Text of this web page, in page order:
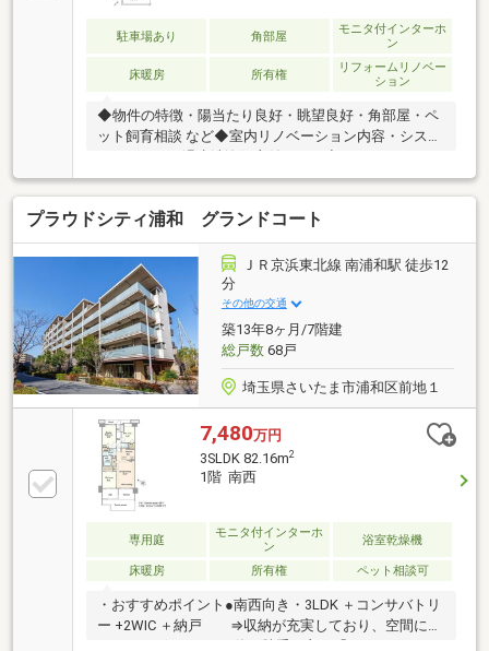
駐車場あり 角部屋
モニタ付インターホ
ン
床暖房 所有権
リフォームリノベー
ション
◆物件の特徴・陽当たり良好・眺望良好・角部屋・ペ
ット飼育相談 など◆室内リノベーション内容・システ
の販売実績 ・R1(適合リノベーション)住宅発行ラン
キング3年連続NO.1！ ・年間1000戸以上のリノベー
ション実績 ・累計販売戸数2万8000戸突破!◆都市銀
行、ネット銀行等住宅ローン一括事前審査可能！ネッ
ト銀行はじめ大手金融機関の都市銀行や地方銀行と幅
広く提携をしています!物件によって使用できる銀行も
変わりますので、是非一度ご相談ください♪
プラウドシティ浦和 グランドコート
ＪＲ京浜東北線 南浦和駅 徒歩12
分
その他の交通
築13年8ヶ月/7階建
総戸数68戸
埼玉県さいたま市浦和区前地１
7,480万円
3SLDK 82.16m2
1階 南西
専用庭
モニタ付インターホ
ン
浴室乾燥機
床暖房 所有権 ペット相談可
・おすすめポイント●南西向き・3LDK ＋コンサバトリ
ー +2WIC ＋納戸 ⇒収納が充実しており、空間にゆ